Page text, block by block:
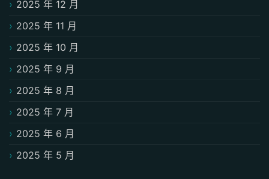
2025 年 12 月
2025 年 11 月
2025 年 10 月
2025 年 9 月
2025 年 8 月
2025 年 7 月
2025 年 6 月
2025 年 5 月